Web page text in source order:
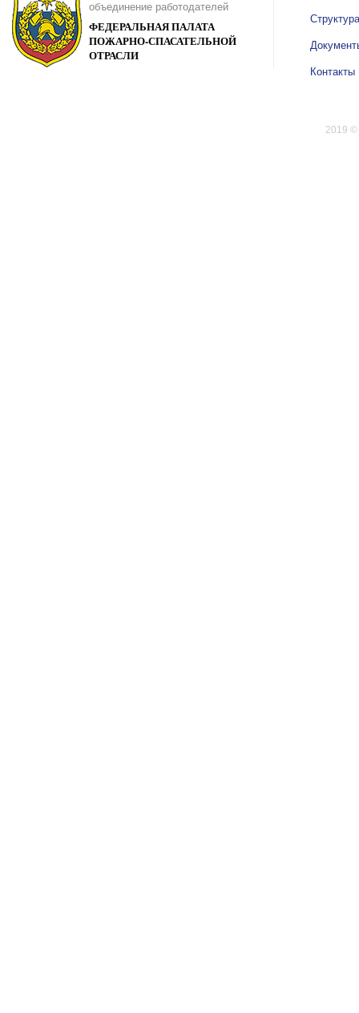
объединение работодателей
ФЕДЕРАЛЬНАЯ ПАЛАТА
ПОЖАРНО-СПАСАТЕЛЬНОЙ
ОТРАСЛИ
Структура
Контакты
2019